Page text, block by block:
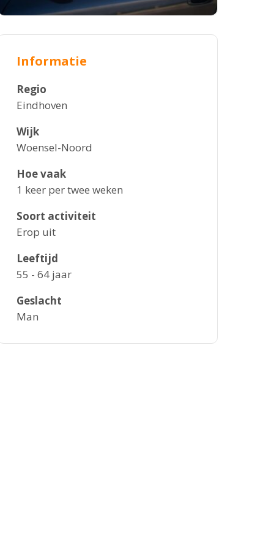
Informatie
Regio
Eindhoven
Wijk
Woensel-Noord
Hoe vaak
1 keer per twee weken
Soort activiteit
Erop uit
Leeftijd
55 - 64 jaar
Geslacht
Man